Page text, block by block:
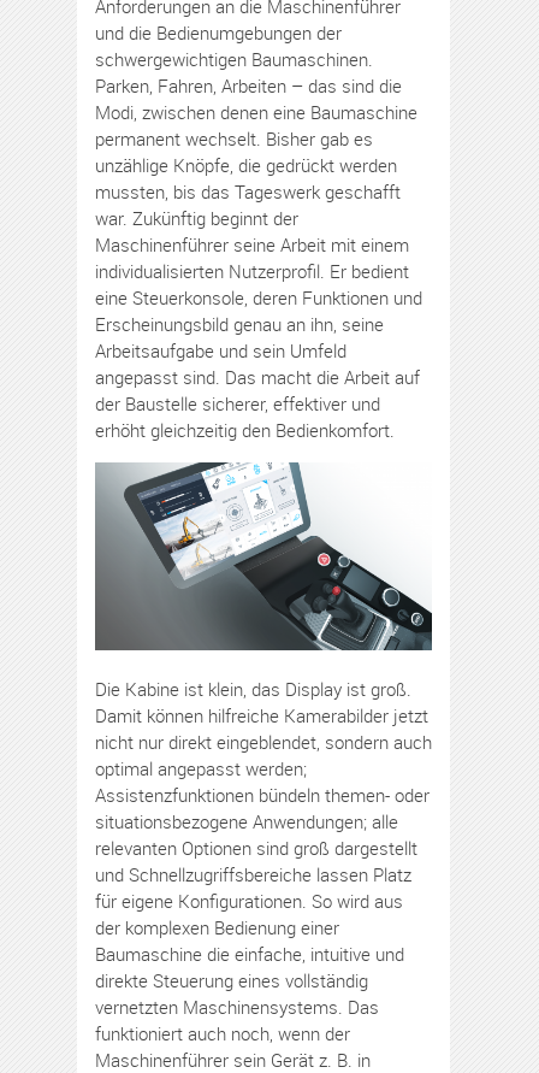
Anforderungen an die Maschinenführer
und die Bedienumgebungen der
schwergewichtigen Baumaschinen.
Parken, Fahren, Arbeiten – das sind die
Modi, zwischen denen eine Baumaschine
permanent wechselt. Bisher gab es
unzählige Knöpfe, die gedrückt werden
mussten, bis das Tageswerk geschafft
war. Zukünftig beginnt der
Maschinenführer seine Arbeit mit einem
individualisierten Nutzerprofil. Er bedient
eine Steuerkonsole, deren Funktionen und
Erscheinungsbild genau an ihn, seine
Arbeitsaufgabe und sein Umfeld
angepasst sind. Das macht die Arbeit auf
der Baustelle sicherer, effektiver und
erhöht gleichzeitig den Bedienkomfort.
Die Kabine ist klein, das Display ist groß.
Damit können hilfreiche Kamerabilder jetzt
nicht nur direkt eingeblendet, sondern auch
optimal angepasst werden;
Assistenzfunktionen bündeln themen- oder
situationsbezogene Anwendungen; alle
relevanten Optionen sind groß dargestellt
und Schnellzugriffsbereiche lassen Platz
für eigene Konfigurationen. So wird aus
der komplexen Bedienung einer
Baumaschine die einfache, intuitive und
direkte Steuerung eines vollständig
vernetzten Maschinensystems. Das
funktioniert auch noch, wenn der
Maschinenführer sein Gerät z. B. in